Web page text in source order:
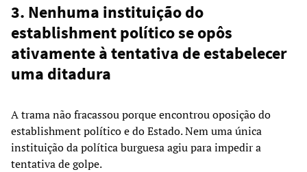
3. Nenhuma instituição do
establishment político se opôs
ativamente à tentativa de estabelecer
uma ditadura
A trama não fracassou porque encontrou oposição do
establishment político e do Estado. Nem uma única
instituição da política burguesa agiu para impedir a
tentativa de golpe.